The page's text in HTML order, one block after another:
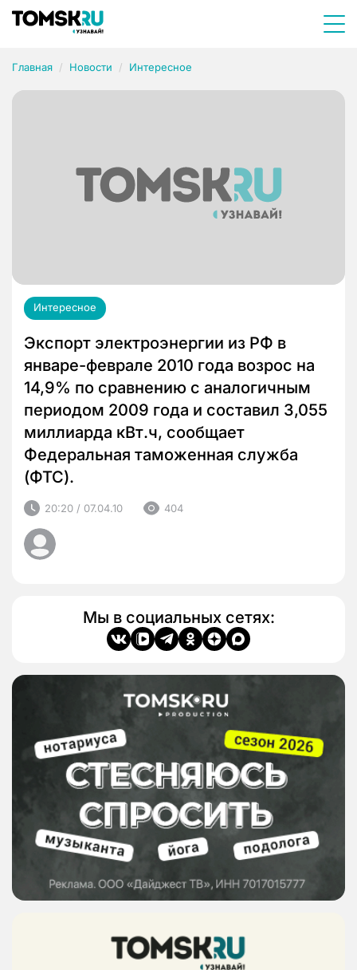
Главная Новости Интересное
Интересное
Экспорт электроэнергии из РФ в
январе-феврале 2010 года возрос на
14,9% по сравнению с аналогичным
периодом 2009 года и составил 3,055
миллиарда кВт.ч, сообщает
Федеральная таможенная служба
(ФТС).
20:20 / 07.04.10 404
Мы в социальных сетях: